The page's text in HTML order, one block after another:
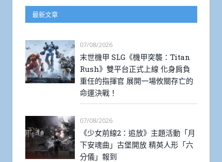
最新文章
07/08/2026
末世機甲 SLG《機甲突襲：Titan
Rush》雙平台正式上線 化身肩負
重任的指揮官 展開一場攸關存亡的
命運決戰！
07/08/2026
《少女前線2：追放》主題活動「月
下安魂曲」古堡開放 精英人形「六
分儀」報到